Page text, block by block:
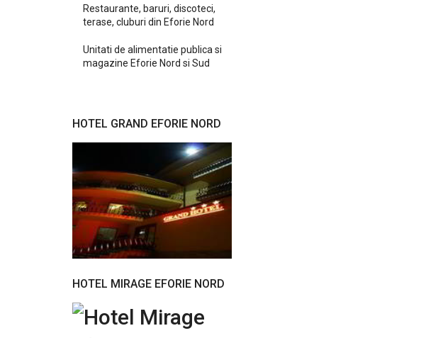
Restaurante, baruri, discoteci,
terase, cluburi din Eforie Nord
Unitati de alimentatie publica si
magazine Eforie Nord si Sud
HOTEL GRAND EFORIE NORD
HOTEL MIRAGE EFORIE NORD